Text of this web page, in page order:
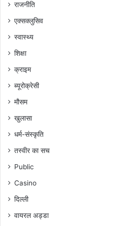
राजनीति
एक्सक्लुसिव
स्वास्थ्य
शिक्षा
क्राइम
ब्यूरोक्रेसी
मौसम
खुलासा
धर्म-संस्कृति
तस्वीर का सच
Public
Casino
दिल्ली
वायरल अड्डा